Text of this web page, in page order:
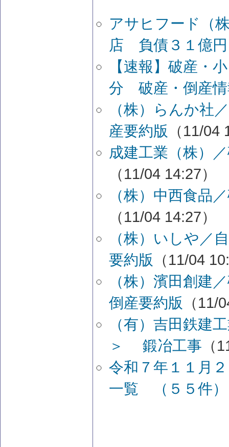
アサヒフード（
店 負債３１億
【速報】破産・
分 破産・倒産
（株）らんか
産要約版 （11/04
成建工業（株）
（11/04 14:27）
（株）中西食品
（11/04 14:27）
（株）いしや
要約版 （11/04
（株）濱田創
倒産要約版 （11/
（有）吉田鉄建
＞ 鍛冶工事 （
令和７年１１月
一覧 （５５件